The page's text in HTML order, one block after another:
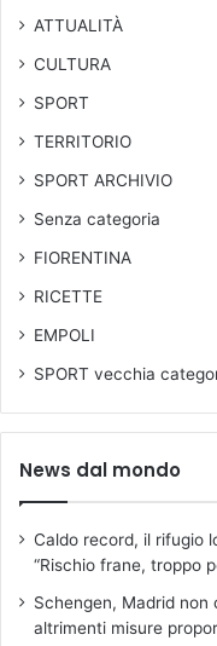
ATTUALITÀ
CULTURA
SPORT
TERRITORIO
SPORT ARCHIVIO
Senza categoria
FIORENTINA
RICETTE
EMPOLI
SPORT vecchia
News dal mondo
Caldo record, il rifugio
“Rischio frane, troppo
Schengen, Madrid non
altrimenti misure